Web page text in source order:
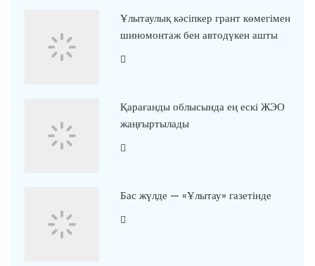
Ұлытаулық кәсіпкер грант көмегімен
шиномонтаж бен автодүкен ашты
Қарағанды облысында ең ескі ЖЭО
жаңғыртылады
Бас жүлде — «Ұлытау» газетінде